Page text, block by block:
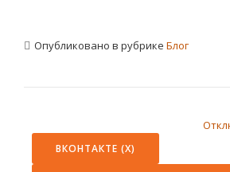
Опубликовано в рубрике Блог
ВКОНТАКТЕ (X)